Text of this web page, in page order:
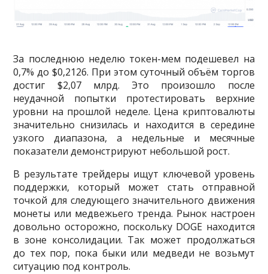
За последнюю неделю токен-мем подешевел на
0,7% до $0,2126. При этом суточный объём торгов
достиг $2,07 млрд. Это произошло после
неудачной попытки протестировать верхние
уровни на прошлой неделе. Цена криптовалюты
значительно снизилась и находится в середине
узкого диапазона, а недельные и месячные
показатели демонстрируют небольшой рост.
В результате трейдеры ищут ключевой уровень
поддержки, который может стать отправной
точкой для следующего значительного движения
монеты или медвежьего тренда. Рынок настроен
довольно осторожно, поскольку DOGE находится
в зоне консолидации. Так может продолжаться
до тех пор, пока быки или медведи не возьмут
ситуацию под контроль.